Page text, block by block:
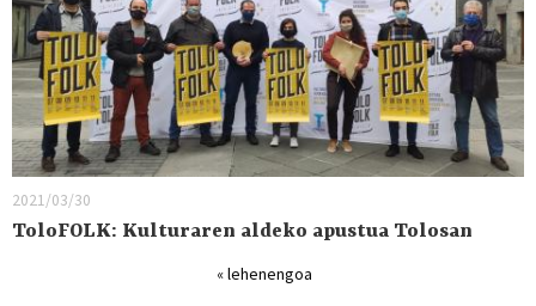
2021/03/30
ToloFOLK: Kulturaren aldeko apustua Tolosan
« lehenengoa